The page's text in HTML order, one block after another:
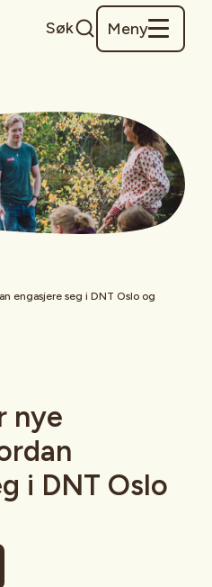
Søk Meny
engasjere seg i DNT Oslo og
nye
i DNT Oslo